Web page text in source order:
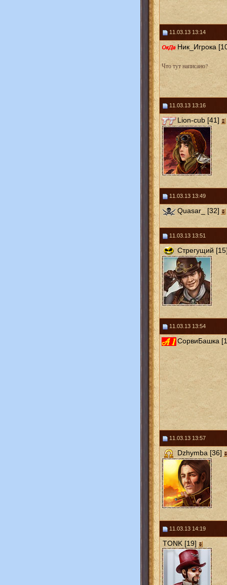
11.03.13 13:14
Ник_Игрока
Что тут написано?
11.03.13 13:16
Lion-cub [41]
11.03.13 13:49
Quasar_ [32]
11.03.13 13:51
Стрегущий
11.03.13 13:54
СорвиБашка
11.03.13 13:57
Dzhymba [36]
11.03.13 14:19
TONK [19]